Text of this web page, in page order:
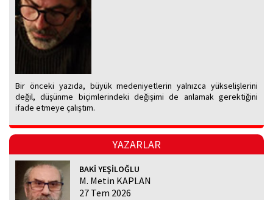
Bir önceki yazıda, büyük medeniyetlerin yalnızca yükselişlerini
değil, düşünme biçimlerindeki değişimi de anlamak gerektiğini
ifade etmeye çalıştım.
YAZARLAR
BAKİ YEŞİLOĞLU
M. Metin KAPLAN
27 Tem 2026